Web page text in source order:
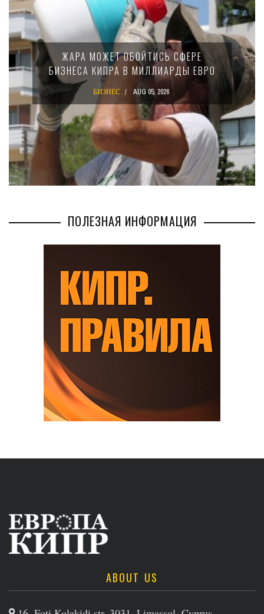
МИНФИН КИПРА ПЕРЕПИСАЛ ЗАКОН О
15-ПРОЦЕНТНОМ НАЛОГЕ ДЛЯ
КРУПНЫХ МЕЖДУНАРОДНЫХ
КОМПАНИЙ
БИЗНЕС AUG 02, 2026
ПОЛЕЗНАЯ ИНФОРМАЦИЯ
ABOUT US